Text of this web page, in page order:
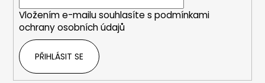
Vložením e-mailu souhlasíte s podmínkami
ochrany osobních údajů
PŘIHLÁSIT SE